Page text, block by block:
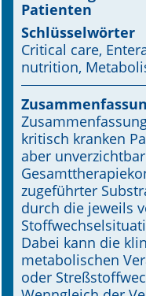
Leitlinien
Archiv
Supplements
Online First
A&I English
Mediadaten
Autoren-Service
Patienten
Schlüsselwörter
Critical care,
nutrition,
kritisch kranken
aber
zugeführter
durch die jeweils
Dabei kann die
metabolischen
oder